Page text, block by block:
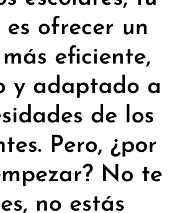
ofrecer un
eficiente,
y adaptado a
de los
Pero, ¿por
No te
no estás